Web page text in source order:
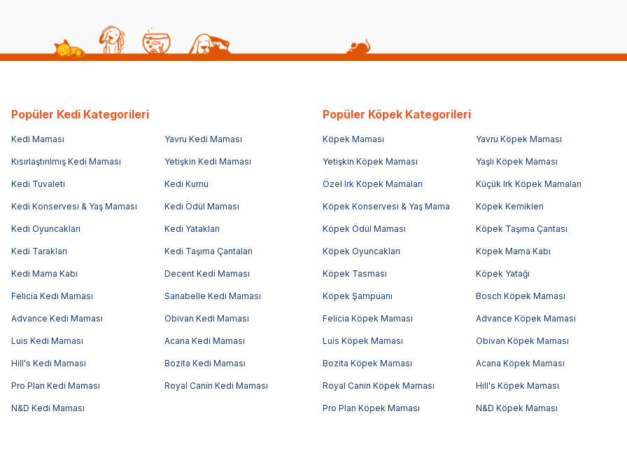
Popüler Kedi Kategorileri
Kedi Maması Yavru Kedi Maması
Kısırlaştırılmış Kedi Maması Yetişkin Kedi Maması
Kedi Tuvaleti Kedi Kumu
Kedi Konservesi & Yaş Maması Kedi Ödül Maması
Kedi Oyuncakları Kedi Yatakları
Kedi Tarakları Kedi Taşıma Çantaları
Kedi Mama Kabı Decent Kedi Maması
Felicia Kedi Maması Sanabelle Kedi Maması
Advance Kedi Maması Obivan Kedi Maması
Luis Kedi Maması Acana Kedi Maması
Hill's Kedi Maması Bozita Kedi Maması
Pro Plan Kedi Maması Royal Canin Kedi Maması
N&D Kedi Maması
Popüler Köpek Kategorileri
Köpek Maması Yavru Köpek Maması
Yetişkin Köpek Maması Yaşlı Köpek Maması
Özel Irk Köpek Mamaları Küçük Irk Köpek Mamaları
Köpek Konservesi & Yaş Mama Köpek Kemikleri
Köpek Ödül Maması Köpek Taşıma Çantası
Köpek Oyuncakları Köpek Mama Kabı
Köpek Tasması Köpek Yatağı
Köpek Şampuanı Bosch Köpek Maması
Felicia Köpek Maması Advance Köpek Maması
Luis Köpek Maması Obivan Köpek Maması
Bozita Köpek Maması Acana Köpek Maması
Royal Canin Köpek Maması Hill's Köpek Maması
Pro Plan Köpek Maması N&D Köpek Maması